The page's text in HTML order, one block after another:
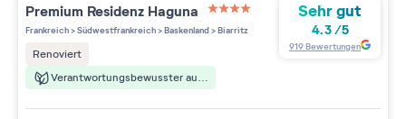
Premium Residenz Haguna
4 étoiles sur 5
Frankreich>Südwestfrankreich>Baskenland>Biarritz
Renoviert
Verantwortungsbewusster aufenthalt
Sehr gut
4.3/5
919Bewertungen